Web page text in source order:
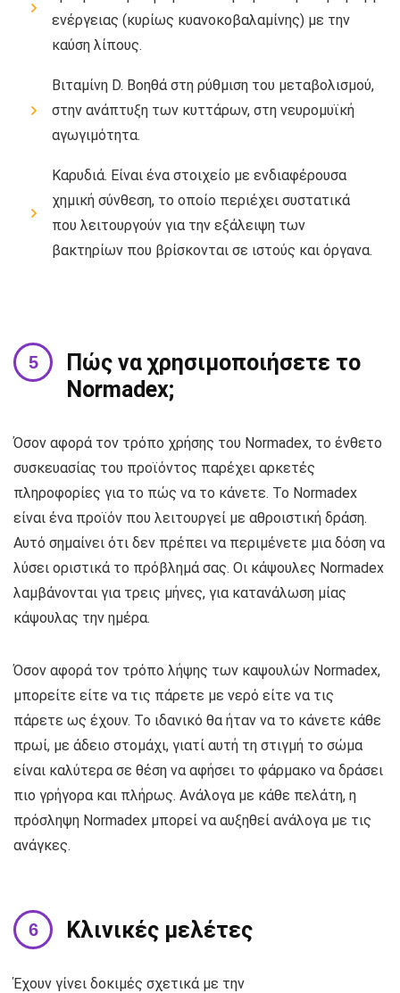
ενέργειας (κυρίως κυανοκοβαλαμίνης) με την
καύση λίπους.
Βιταμίνη D. Βοηθά στη ρύθμιση του μεταβολισμού,
στην ανάπτυξη των κυττάρων, στη νευρομυϊκή
αγωγιμότητα.
Καρυδιά. Είναι ένα στοιχείο με ενδιαφέρουσα
χημική σύνθεση, το οποίο περιέχει συστατικά
που λειτουργούν για την εξάλειψη των
βακτηρίων που βρίσκονται σε ιστούς και όργανα.
Πώς να χρησιμοποιήσετε το
Normadex;
Όσον αφορά τον τρόπο χρήσης του Normadex, το ένθετο
συσκευασίας του προϊόντος παρέχει αρκετές
πληροφορίες για το πώς να το κάνετε. Το Normadex
είναι ένα προϊόν που λειτουργεί με αθροιστική δράση.
Αυτό σημαίνει ότι δεν πρέπει να περιμένετε μια δόση να
λύσει οριστικά το πρόβλημά σας. Οι κάψουλες Normadex
λαμβάνονται για τρεις μήνες, για κατανάλωση μίας
κάψουλας την ημέρα.
Όσον αφορά τον τρόπο λήψης των καψουλών Normadex,
μπορείτε είτε να τις πάρετε με νερό είτε να τις
πάρετε ως έχουν. Το ιδανικό θα ήταν να το κάνετε κάθε
πρωί, με άδειο στομάχι, γιατί αυτή τη στιγμή το σώμα
είναι καλύτερα σε θέση να αφήσει το φάρμακο να δράσει
πιο γρήγορα και πλήρως. Ανάλογα με κάθε πελάτη, η
πρόσληψη Normadex μπορεί να αυξηθεί ανάλογα με τις
ανάγκες.
Κλινικές μελέτες
Έχουν γίνει δοκιμές σχετικά με την